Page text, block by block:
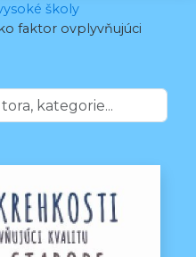
školy
faktor ovplyvňujúci